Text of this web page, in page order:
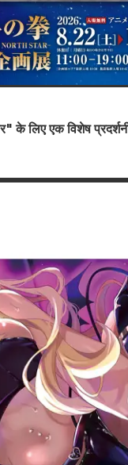
के लिए एक विशेष